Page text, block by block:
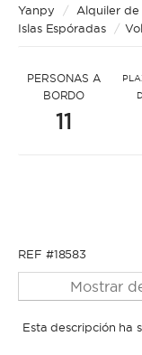
Yanpy / Alquiler de
Islas Espóradas
/
PERSONAS A
BORDO
11
REF #18583
Mostrar
Esta descripción ha
* Correo electrónico
* Apellidos